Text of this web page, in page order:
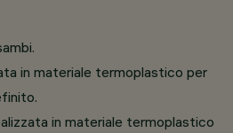
in materiale termoplastico per
in materiale termoplastico